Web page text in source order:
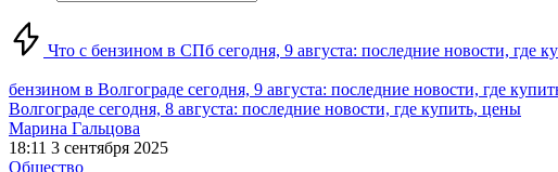
Что с бензином в СПб сегодня, 9 августа: последние новости, где
бензином в Волгограде сегодня, 9 августа: последние новости, где
Волгограде сегодня, 8 августа: последние новости, где купить, цены
Марина Гальцова
18:11 3 сентября 2025
Общество